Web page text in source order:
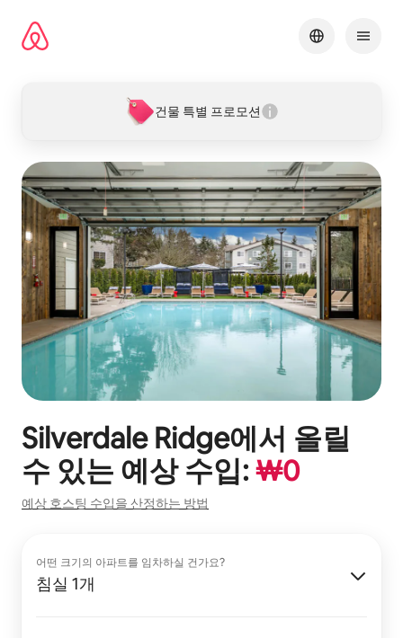
바로가기
건물 특별 프로모션
Silverdale Ridge에서 올릴
수 있는 예상 수입:₩0
예상 호스팅 수입을 산정하는 방법
어떤 크기의 아파트를 임차하실 건가요?
침실 1개